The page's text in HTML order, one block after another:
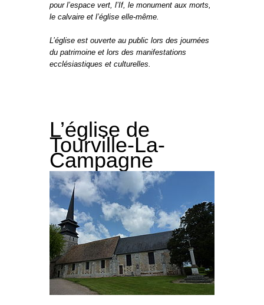
pour l’espace vert, l’If, le monument aux morts,
le calvaire et l’église elle-même.
L’église est ouverte au public lors des journées
du patrimoine et lors des manifestations
ecclésiastiques et culturelles.
L’église de
Tourville-La-
Campagne